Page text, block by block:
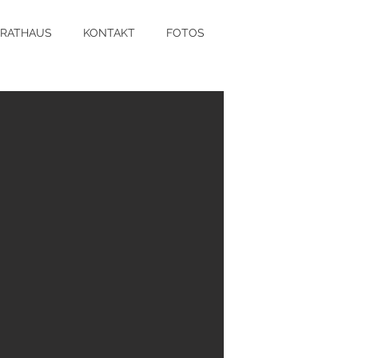
RATHAUS KONTAKT FOTOS